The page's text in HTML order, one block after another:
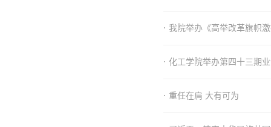
· 我院举办《高举改革旗帜
· 化工学院举办第四十三期
· 重任在肩 大有可为